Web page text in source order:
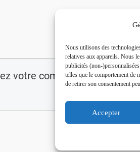
Nous utilisons des
relatives aux appareils. Nous
publicités (non-
telles que le comportement de
de retirer son consentement
Accepter